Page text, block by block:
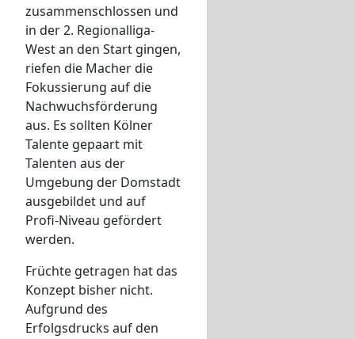
zusammenschlossen und
in der 2. Regionalliga-
West an den Start gingen,
riefen die Macher die
Fokussierung auf die
Nachwuchsförderung
aus. Es sollten Kölner
Talente gepaart mit
Talenten aus der
Umgebung der Domstadt
ausgebildet und auf
Profi-Niveau gefördert
werden.
Früchte getragen hat das
Konzept bisher nicht.
Aufgrund des
Erfolgsdrucks auf den